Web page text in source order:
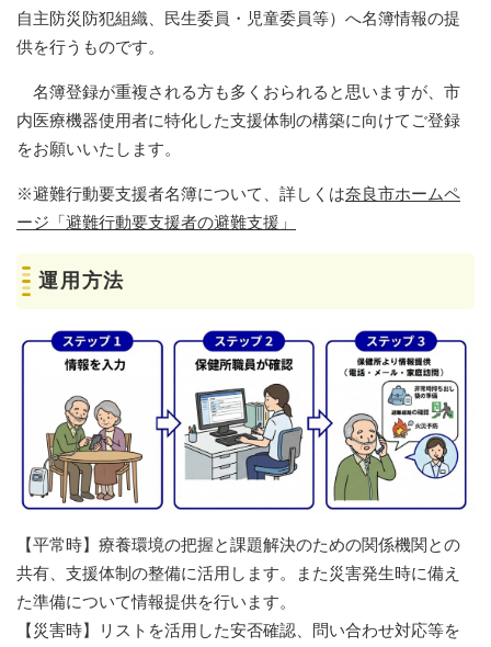
自主防災防犯組織、民生委員・児童委員等）へ名簿情報の提
供を行うものです。
名簿登録が重複される方も多くおられると思いますが、市
内医療機器使用者に特化した支援体制の構築に向けてご登録
をお願いいたします。
※避難行動要支援者名簿について、詳しくは奈良市ホームペ
ージ「避難行動要支援者の避難支援」
運用方法
【平常時】療養環境の把握と課題解決のための関係機関との
共有、支援体制の整備に活用します。また災害発生時に備え
た準備について情報提供を行います。
【災害時】リストを活用した安否確認、問い合わせ対応等を